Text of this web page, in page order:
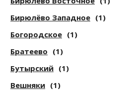
Бирюлёво Западное (1)
Богородское (1)
Братеево (1)
Бутырский (1)
Вешняки (1)